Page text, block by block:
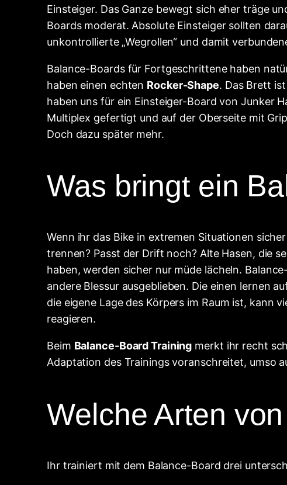
Einsteiger. Das Ganze bewegt sich eher träge
Boards moderat. Absolute Einsteiger sollten
unkontrollierte „Wegrollen“ und damit
Balance-Boards für Fortgeschrittene haben
haben einen echten Rocker-Shape. Das Brett
haben uns für ein Einsteiger-Board von Junker
Multiplex gefertigt und auf der Oberseite mit
Doch dazu später mehr.
Was bringt ein
Wenn ihr das Bike in extremen Situationen
trennen? Passt der Drift noch? Alte Hasen, die
haben, werden sicher nur müde lächeln.
andere Blessur ausgeblieben. Die einen lernen
die eigene Lage des Körpers im Raum ist, kann
reagieren.
Beim Balance-Board Training merkt ihr recht
Adaptation des Trainings voranschreitet, umso
Welche Arten
Ihr trainiert mit dem Balance-Board drei